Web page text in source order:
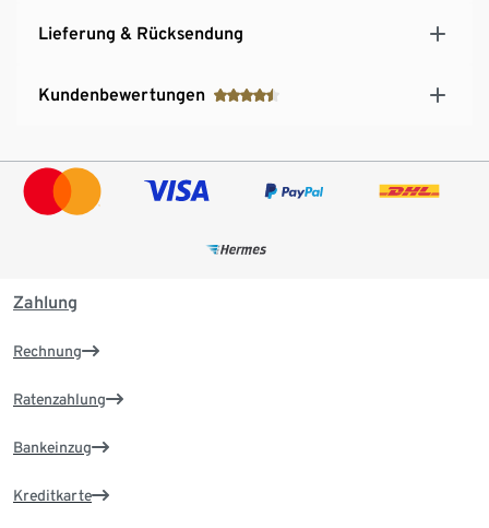
Lieferung & Rücksendung
Kundenbewertungen
Zahlung
Rechnung
Ratenzahlung
Bankeinzug
Kreditkarte